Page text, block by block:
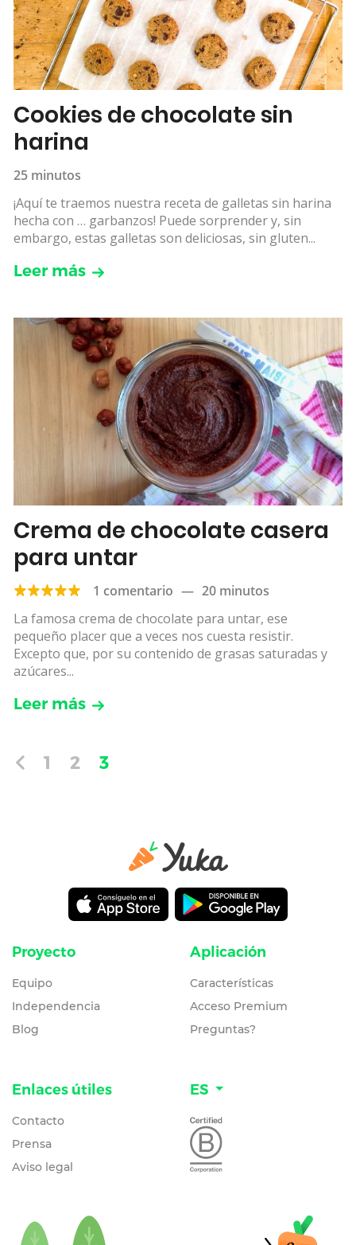
Cookies de chocolate sin
harina
25 minutos
¡Aquí te traemos nuestra receta de galletas sin harina
hecha con … garbanzos! Puede sorprender y, sin
embargo, estas galletas son deliciosas, sin gluten...
Leer más
Crema de chocolate casera
para untar
1 comentario — 20 minutos
La famosa crema de chocolate para untar, ese
pequeño placer que a veces nos cuesta resistir.
Excepto que, por su contenido de grasas saturadas y
azúcares...
Leer más
1 2 3
Proyecto
Equipo
Independencia
Blog
Aplicación
Características
Acceso Premium
Preguntas?
Enlaces útiles
Contacto
Prensa
Aviso legal
ES